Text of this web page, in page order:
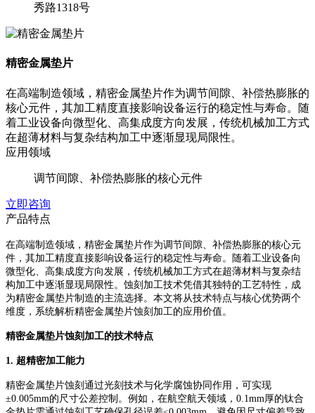
秀路1318号
精密金属垫片
在高端制造领域，精密金属垫片作为调节间隙、补偿热膨胀的
核心元件，其加工精度直接影响设备运行的稳定性与寿命。随
着工业设备向微型化、高集成度方向发展，传统机械加工方式
在超薄材料与复杂结构加工中逐渐显现局限性。
应用领域
调节间隙、补偿热膨胀的核心元件
立即咨询
产品特点
在高端制造领域，精密金属垫片作为调节间隙、补偿热膨胀的核心元
件，其加工精度直接影响设备运行的稳定性与寿命。随着工业设备向
微型化、高集成度方向发展，传统机械加工方式在超薄材料与复杂结
构加工中逐渐显现局限性。蚀刻加工技术凭借其独特的工艺特性，成
为精密金属垫片制造的主流选择。本文将从技术特点与核心优势两个
维度，系统解析精密金属垫片蚀刻加工的应用价值。
精密金属垫片蚀刻加工的技术特点
1. 超精密加工能力
精密金属垫片蚀刻通过光刻技术与化学腐蚀协同作用，可实现
±0.005mm的尺寸公差控制。例如，在航空航天领域，0.1mm厚的钛合